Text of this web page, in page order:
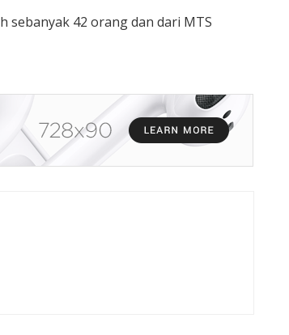
sebanyak 42 orang dan dari MTS